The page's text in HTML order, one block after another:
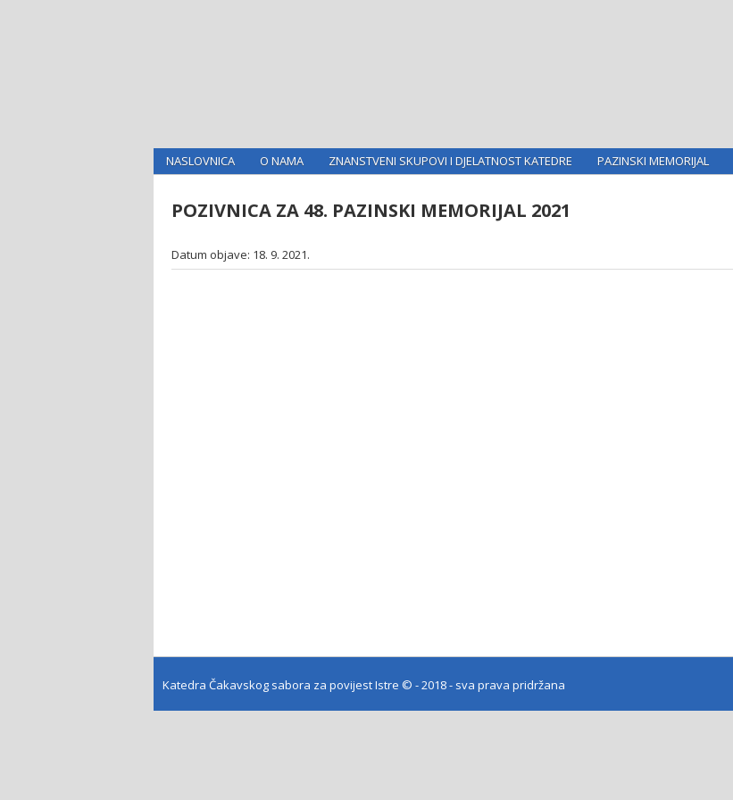
NASLOVNICA O NAMA ZNANSTVENI SKUPOVI I DJELATNOST KATEDRE PAZINSKI MEMORIJAL
POZIVNICA ZA 48. PAZINSKI MEMORIJAL 2021
Datum objave: 18. 9. 2021.
Katedra Čakavskog sabora za povijest Istre © - 2018 - sva prava pridržana